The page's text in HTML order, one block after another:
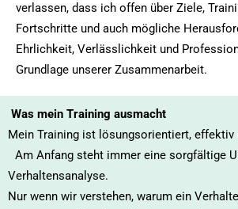
verlassen, dass ich offen über Ziele,
Fortschritte und auch mögliche
Ehrlichkeit, Verlässlichkeit und
Grundlage unserer Zusammenarbeit.
Was mein Training ausmacht
Mein Training ist lösungsorientiert, effektiv
Am Anfang steht immer eine sorgfältige
Verhaltensanalyse.
Nur wenn wir verstehen, warum ein